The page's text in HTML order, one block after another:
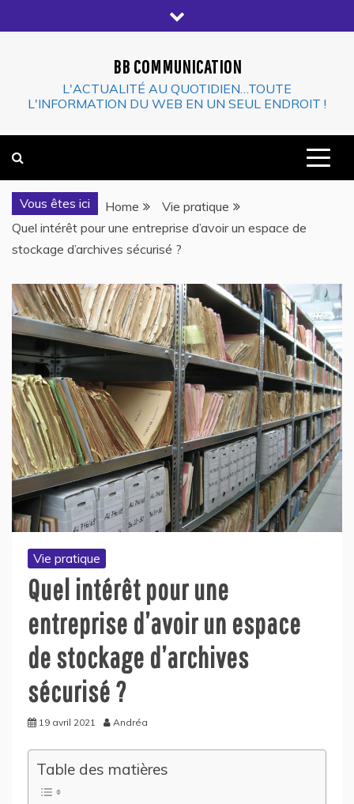
to
BB COMMUNICATION
L'ACTUALITÉ AU QUOTIDIEN…TOUTE
L'INFORMATION DU WEB EN UN SEUL ENDROIT !
Vous êtes ici Home
Vie pratique
Quel intérêt pour une entreprise d’avoir un espace de
stockage d’archives sécurisé ?
Vie pratique
Quel intérêt pour une
entreprise d’avoir un espace
de stockage d’archives
sécurisé ?
19 avril 2021 Andréa
Table des matières